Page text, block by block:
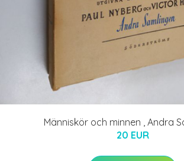
Människör och minnen , Andra
20 EUR